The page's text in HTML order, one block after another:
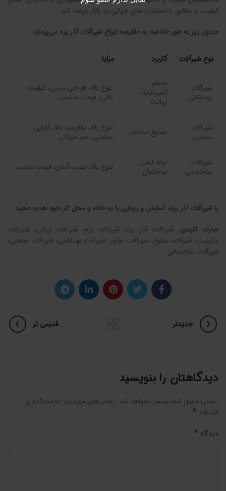
کیفیت و مطابق با استانداردهای جهانی به بازار عرضه کند.
جدول زیر به طور خلاصه به مقایسه انواع شیرآلات آذر یزد می‌پردازد:
نوع شیرآلات کاربرد مزایا
شیرآلات
بهداشتی
حمام،
آشپزخانه،
توالت
تنوع بالا، طراحی مدرن، کیفیت
عالی، قیمت مناسب
شیرآلات
صنعتی
صنایع مختلف
تنوع بالا، مقاومت بالا، کارایی
مطمئن، عمر طولانی
شیرآلات
ساختمانی
لوله کشی
ساختمان
تنوع بالا، نصب آسان، قیمت مناسب
با شیرآلات آذر یزد، آسایش و زیبایی را به خانه و محل کار خود هدیه دهید.
عبارات کلیدی: شیرآلات آذر یزد، شیرآلات یزد، شیرآلات ایرانی، شیرآلات
باکیفیت، شیرآلات متنوع، شیرآلات نوآور، شیرآلات بهداشتی، شیرآلات صنعتی،
شیرآلات ساختمانی
جدیدتر قدیمی تر
دیدگاهتان را بنویسید
نشانی ایمیل شما منتشر نخواهد شد. بخش‌های موردنیاز علامت‌گذاری
شده‌اند *
دیدگاه*